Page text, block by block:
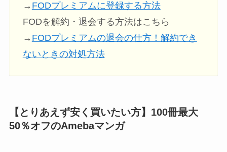
→ FODプレミアムに登録する方法
FODを解約・退会する方法はこちら
→ FODプレミアムの退会の仕方！解約でき
ないときの対処方法
【とりあえず安く買いたい方】100冊最大
50％オフのAmebaマンガ